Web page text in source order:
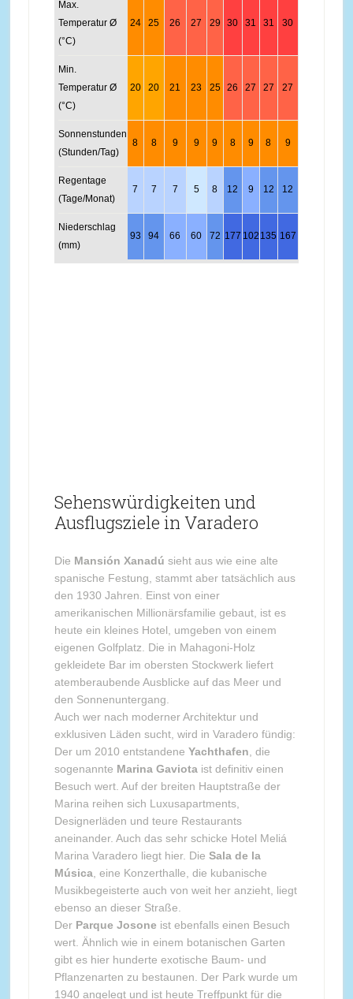
Max.
Temperatur Ø
(°C)
24 25 26 27 29 30 31 31 30
Min.
Temperatur Ø
(°C)
20 20 21 23 25 26 27 27 27
Sonnenstunden
(Stunden/Tag)
8 8 9 9 9 8 9 8 9
Regentage
(Tage/Monat)
7 7 7 5 8 12 9 12 12
Niederschlag
(mm)
93 94 66 60 72 177 102 135 167
Sehenswürdigkeiten und
Ausflugsziele in Varadero
Die Mansión Xanadú sieht aus wie eine alte
spanische Festung, stammt aber tatsächlich aus
den 1930 Jahren. Einst von einer
amerikanischen Millionärsfamilie gebaut, ist es
heute ein kleines Hotel, umgeben von einem
eigenen Golfplatz. Die in Mahagoni-Holz
gekleidete Bar im obersten Stockwerk liefert
atemberaubende Ausblicke auf das Meer und
den Sonnenuntergang.
Auch wer nach moderner Architektur und
exklusiven Läden sucht, wird in Varadero fündig:
Der um 2010 entstandene Yachthafen , die
sogenannte Marina Gaviotaist definitiv einen
Besuch wert. Auf der breiten Hauptstraße der
Marina reihen sich Luxusapartments,
Designerläden und teure Restaurants
aneinander. Auch das sehr schicke Hotel Meliá
Marina Varadero liegt hier. Die Sala de la
Música, eine Konzerthalle, die kubanische
Musikbegeisterte auch von weit her anzieht, liegt
ebenso an dieser Straße.
Der Parque Josone ist ebenfalls einen Besuch
wert. Ähnlich wie in einem botanischen Garten
gibt es hier hunderte exotische Baum- und
Pflanzenarten zu bestaunen. Der Park wurde um
1940 angelegt und ist heute Treffpunkt für die